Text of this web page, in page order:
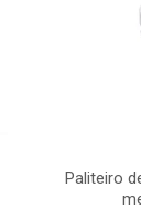
Paliteiro